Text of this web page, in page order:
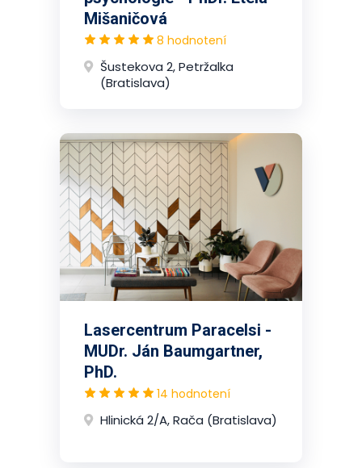
Mišaničová
8 hodnotení
Šustekova 2, Petržalka
(Bratislava)
Lasercentrum Paracelsi -
MUDr. Ján Baumgartner,
PhD.
14 hodnotení
Hlinická 2/A, Rača (Bratislava)